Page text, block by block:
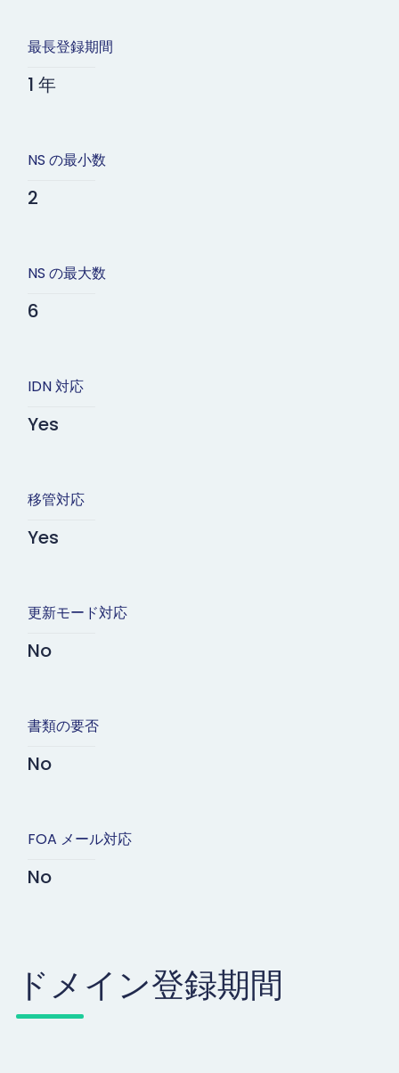
最長登録期間
1 年
NS の最小数
2
NS の最大数
6
IDN 対応
Yes
移管対応
Yes
更新モード対応
No
書類の要否
No
FOA メール対応
No
ドメイン登録期間